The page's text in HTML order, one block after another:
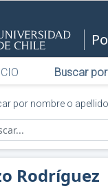
Buscar
por nombre o apellido
Rodríguez